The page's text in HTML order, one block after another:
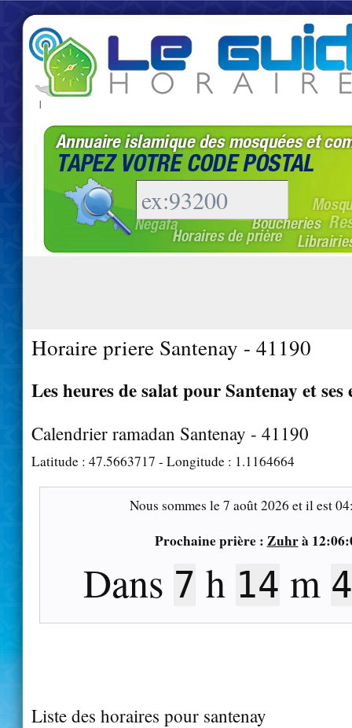
|
Horaire priere Santenay - 41190
Les heures de salat pour Santenay et ses
Calendrier ramadan Santenay - 41190
Latitude : 47.5663717 - Longitude : 1.1164664
Nous sommes le7 août 2026 et il est
Prochaine prière : Zuhrà
Dans 7 h 14 m
Liste des horaires pour santenay